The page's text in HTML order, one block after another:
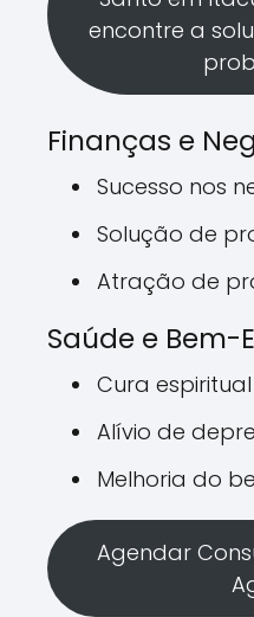
encontre a
Finanças e
Sucesso nos
Solução de
Atração de
Saúde e Bem-
Cura espiritual
Alívio de
Melhoria do
Agendar